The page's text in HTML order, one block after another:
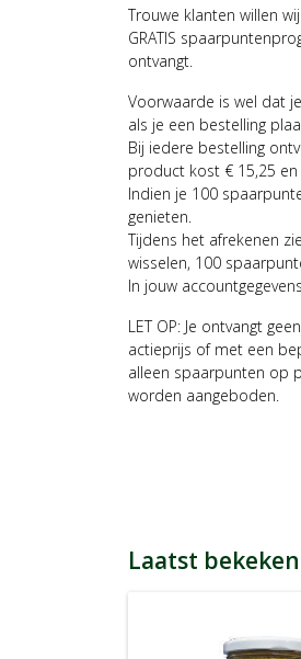
Trouwe klanten willen
GRATIS
ontvangt.
Voorwaarde is wel dat
als je een bestelling
Bij iedere bestelling
product kost € 15,25
Indien je 100
genieten.
Tijdens het afrekenen
wisselen, 100
In jouw
LET OP: Je ontvangt
actieprijs of met een
alleen spaarpunten op
worden aangeboden.
Laatst bekeken